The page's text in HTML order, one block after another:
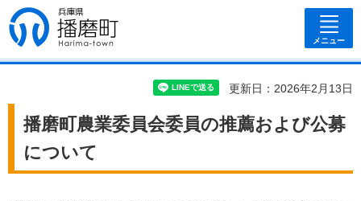
兵庫県 播磨
町
メニュー
更新日：2026年2月13日
播磨町農業委員会委員の推薦および公募
について